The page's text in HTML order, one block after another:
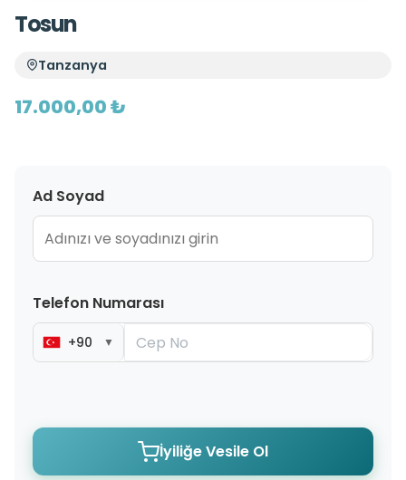
Tosun
Tanzanya
17.000,00 ₺
Ad Soyad
Telefon Numarası
+90 ▼
İyiliğe Vesile Ol